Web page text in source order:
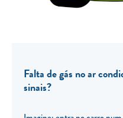
Falta de gás no ar
sinais?